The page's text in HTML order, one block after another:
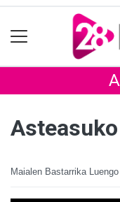
Maialen Bastarrika Luengo